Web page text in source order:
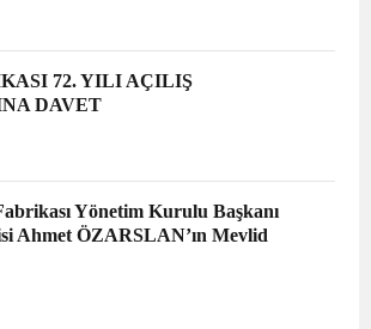
72. YILI AÇILIŞ
DAVET
Yönetim Kurulu Başkanı
Ahmet ÖZARSLAN’ın Mevlid